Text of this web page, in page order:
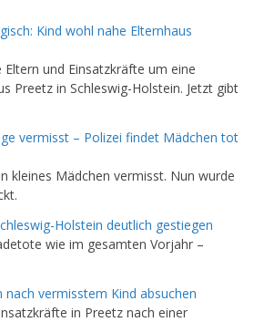
Kind wohl nahe Elternhaus
und Einsatzkräfte um eine
Preetz in Schleswig-Holstein. Jetzt gibt
vermisst – Polizei findet Mädchen tot
kleines Mädchen vermisst. Nun wurde
Holstein deutlich gestiegen
wie im gesamten Vorjahr –
vermisstem Kind absuchen
in Preetz nach einer